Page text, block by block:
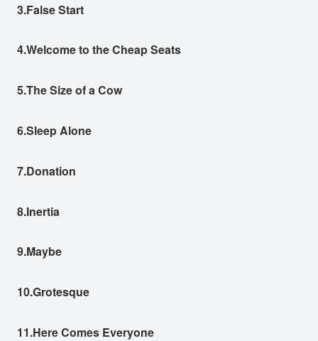
3.False Start
4.Welcome to the Cheap Seats
5.The Size of a Cow
6.Sleep Alone
7.Donation
8.Inertia
9.Maybe
10.Grotesque
11.Here Comes Everyone